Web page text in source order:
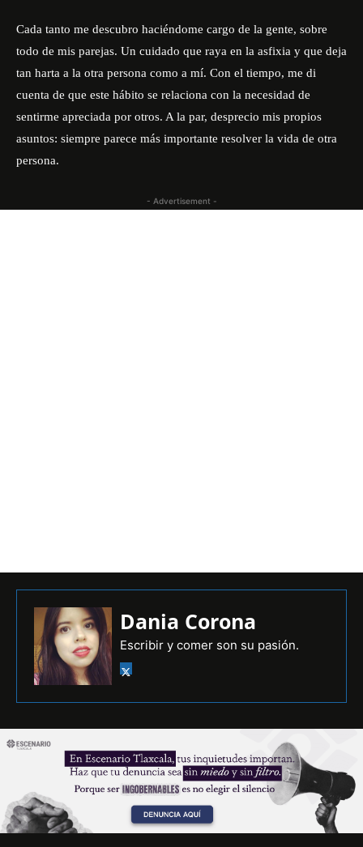
Cada tanto me descubro haciéndome cargo de la gente, sobre
todo de mis parejas. Un cuidado que raya en la asfixia y que deja
tan harta a la otra persona como a mí. Con el tiempo, me di
cuenta de que este hábito se relaciona con la necesidad de
sentirme apreciada por otros. A la par, desprecio mis propios
asuntos: siempre parece más importante resolver la vida de otra
persona.
- Advertisement -
Dania Corona
Escribir y comer son su pasión.